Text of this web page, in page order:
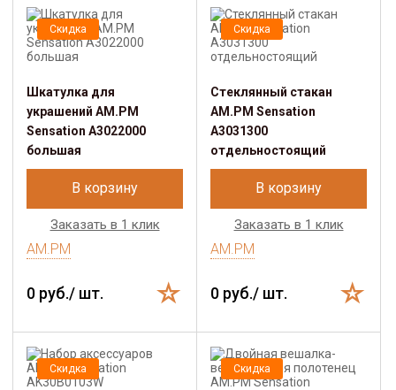
Скидка
Шкатулка для
украшений AM.PM
Sensation A3022000
большая
В корзину
Заказать в 1 клик
AM.PM
0 руб./ шт.
Скидка
Стеклянный стакан
AM.PM Sensation
A3031300
отдельностоящий
В корзину
Заказать в 1 клик
AM.PM
0 руб./ шт.
Скидка Скидка